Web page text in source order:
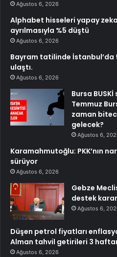
Ağustos 6, 2026
Alphabet hisseleri yapay
ayrılmasıyla %5 düştü
Ağustos 6, 2026
Bayram tatilinde İstanbul’da
ulaştı.
Ağustos 6, 2026
Bursa
Temmuz
zaman
gelecek?
Ağustos 6,
Karamahmutoğlu: PKK’nın
sürüyor
Ağustos 6, 2026
Gebze
destek
Ağustos 6,
Düşen petrol fiyatları
Alman tahvil getirileri 3
Ağustos 6, 2026